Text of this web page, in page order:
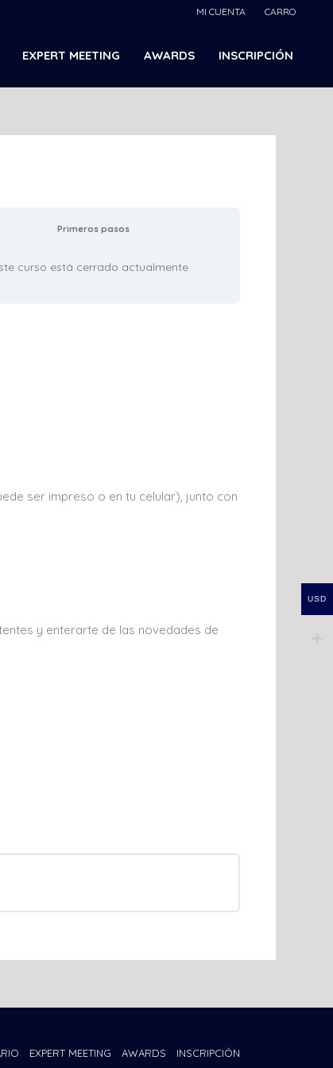
MI CUENTA CARRO
EXPERT MEETING AWARDS INSCRIPCIÓN
Primeros pasos
curso está cerrado actualmente
ser impreso o en tu celular), junto con
y enterarte de las novedades de
EXPERT MEETING AWARDS INSCRIPCIÓN
USD